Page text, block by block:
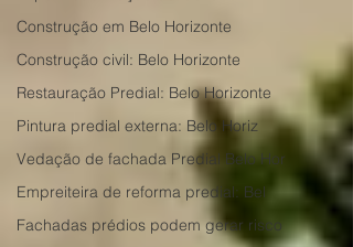
Construção em Belo Horizonte
Construção civil: Belo Horizonte
Restauração Predial: Belo Horizonte
Pintura predial externa: Belo Horiz
Vedação de fachada Predial Belo Hor
Empreiteira de reforma predial: Bel
Fachadas prédios podem gerar risco